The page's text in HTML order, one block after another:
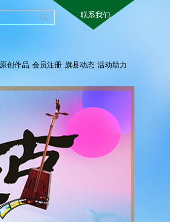
联系我们
原创作品 会员注册 旗县动态 活动助力